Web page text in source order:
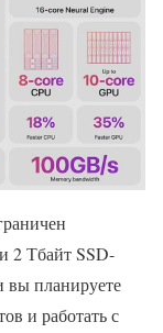
2 Тбайт SSD-
вы планируете
и работать с